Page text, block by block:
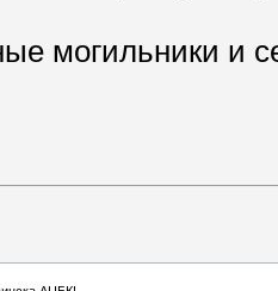
могильники и